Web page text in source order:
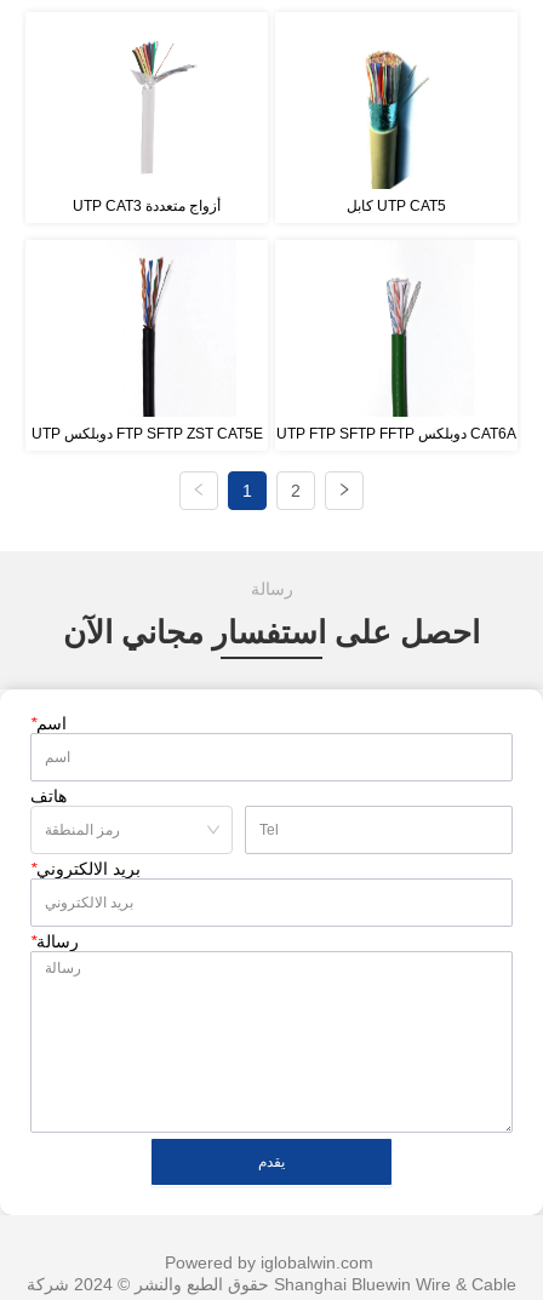
AWG
UTP CAT3 أزواج متعددة كابل UTP CAT5
UTP دوبلكس FTP SFTP ZST CAT5E UTP FTP SFTP FFTP دوبلكس CAT6A
1 2
رسالة
احصل على استفسار مجاني الآن
*اسم
هاتف
*بريد الالكتروني
*رسالة
يقدم
Powered by iglobalwin.com
حقوق الطبع والنشر © 2024 شركة Shanghai Bluewin Wire & Cable